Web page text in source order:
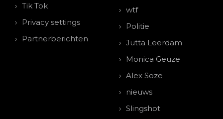
Tik Tok
Privacy settings
Partnerberichten
wtf
Politie
Jutta Leerdam
Monica Geuze
Alex Soze
nieuws
Slingshot